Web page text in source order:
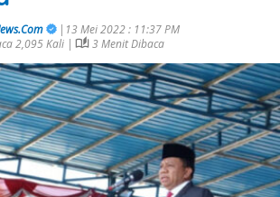
|13 Mei 2022 : 11:37 PM
2,095 Kali |
3 Menit Dibaca